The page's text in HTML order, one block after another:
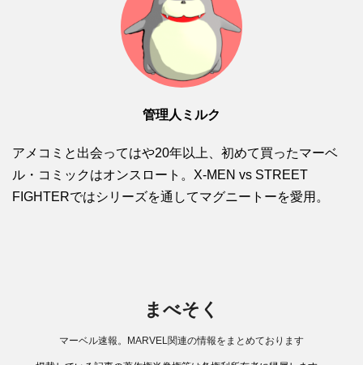
管理人ミルク
アメコミと出会ってはや20年以上、初めて買ったマーベ
ル・コミックはオンスロート。X-MEN vs STREET
FIGHTERではシリーズを通してマグニートーを愛用。
まべそく
マーベル速報。MARVEL関連の情報をまとめております